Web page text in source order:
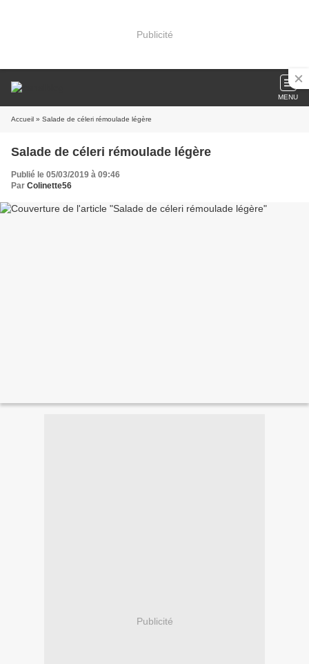
Publicité
MENU
Accueil » Salade de céleri rémoulade légère
Salade de céleri rémoulade légère
Publié le 05/03/2019 à 09:46
Par Colinette56
Publicité